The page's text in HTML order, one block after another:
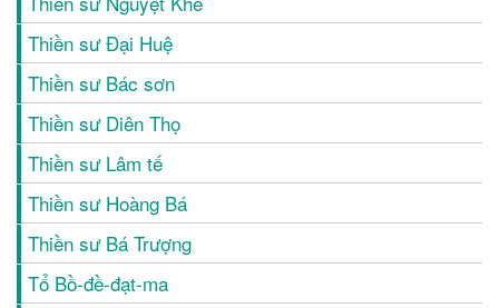
Thiền sư Đại Huệ
Thiền sư Bác sơn
Thiền sư Diên Thọ
Thiền sư Lâm tế
Thiền sư Hoàng Bá
Thiền sư Bá Trượng
Tổ Bồ-đề-đạt-ma